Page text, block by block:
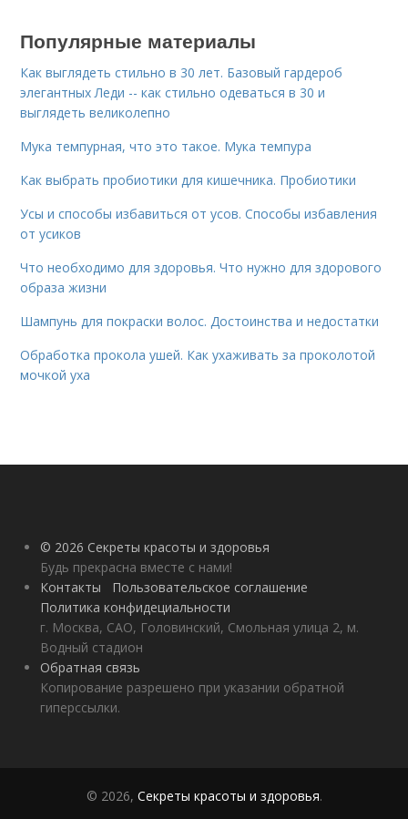
Популярные материалы
Как выглядеть стильно в 30 лет. Базовый гардероб
элегантных Леди -- как стильно одеваться в 30 и
выглядеть великолепно
Мука темпурная, что это такое. Мука темпура
Как выбрать пробиотики для кишечника. Пробиотики
Усы и способы избавиться от усов. Способы избавления
от усиков
Что необходимо для здоровья. Что нужно для здорового
образа жизни
Шампунь для покраски волос. Достоинства и недостатки
Обработка прокола ушей. Как ухаживать за проколотой
мочкой уха
© 2026 Секреты красоты и здоровья
Будь прекрасна вместе с нами!
Контакты
Пользовательское соглашение
Политика конфидециальности
г. Москва, САО, Головинский, Смольная улица 2, м.
Водный стадион
Обратная связь
Копирование разрешено при указании обратной
гиперссылки.
© 2026, Секреты красоты и здоровья.